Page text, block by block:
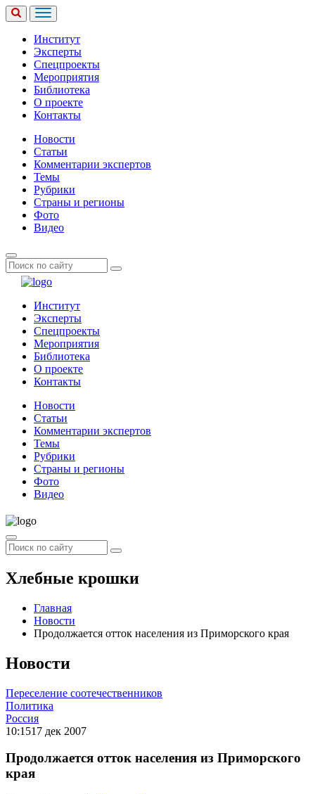
Институт
Эксперты
Спецпроекты
Мероприятия
Библиотека
О проекте
Контакты
Новости
Статьи
Комментарии экспертов
Темы
Рубрики
Страны и регионы
Фото
Видео
Институт
Эксперты
Спецпроекты
Мероприятия
Библиотека
О проекте
Контакты
Новости
Статьи
Комментарии экспертов
Темы
Рубрики
Страны и регионы
Фото
Видео
Хлебные крошки
Главная
Новости
Продолжается отток населения из Приморского края
Новости
Переселение соотечественников
Политика
Россия
10:1517 дек 2007
Продолжается отток населения из Приморского
края